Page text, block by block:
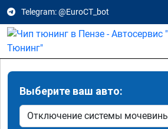
Telegram: @EuroCT_bot
Выберите ваш авто: